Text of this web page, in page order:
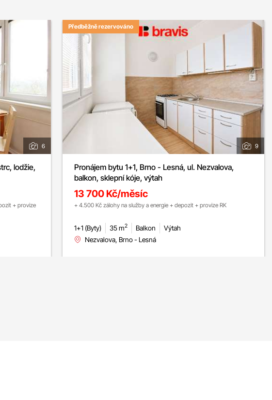
6
lodžie,
+ provize
Předběžně rezervováno
9
Pronájem bytu 1+1, Brno - Lesná, ul. Nezvalova,
balkon, sklepní kóje, výtah
13 700 Kč/měsíc
+ 4.500 Kč zálohy na služby a energie + depozit + provize RK
1+1 (Byty) 35 m2 Balkon
Výtah
Nezvalova, Brno - Lesná